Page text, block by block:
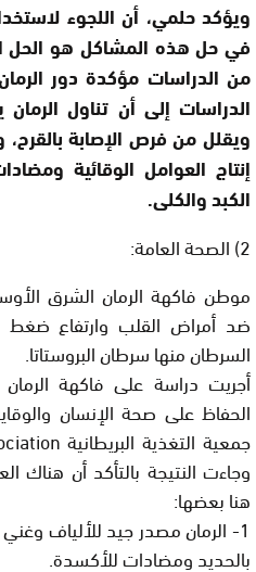
ويؤكد حلمي، أن اللجوء
في حل هذه المشاكل هو الحل
من الدراسات مؤكدة دور
الدراسات إلى أن تناول
ويقلل من فرص الإصابة
إنتاج العوامل الوقائية
الكبد والكلى.
2) الصحة العامة:
موطن فاكهة الرمان الشرق
ضد أمراض القلب وارتفاع ضغط
السرطان منها سرطان البروستاتا.
أجريت دراسة على فاكهة
الحفاظ على صحة الإنسان
وجاءت النتيجة بالتأكد أن هناك
هنا بعضها:
بالحديد ومضادات للأكسدة.